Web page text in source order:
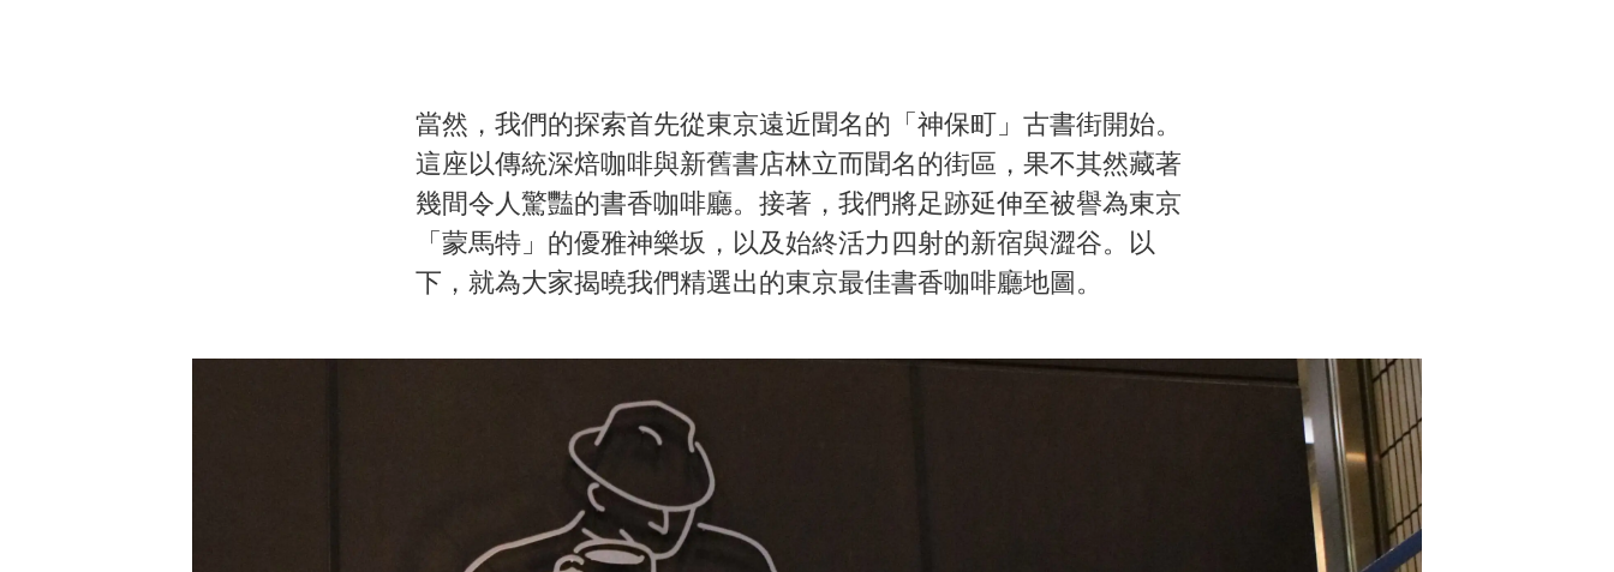
當然，我們的探索首先從東京遠近聞名的「神保町」古書街開始。
這座以傳統深焙咖啡與新舊書店林立而聞名的街區，果不其然藏著
幾間令人驚豔的書香咖啡廳。接著，我們將足跡延伸至被譽為東京
「蒙馬特」的優雅神樂坂，以及始終活力四射的新宿與澀谷。以
下，就為大家揭曉我們精選出的東京最佳書香咖啡廳地圖。